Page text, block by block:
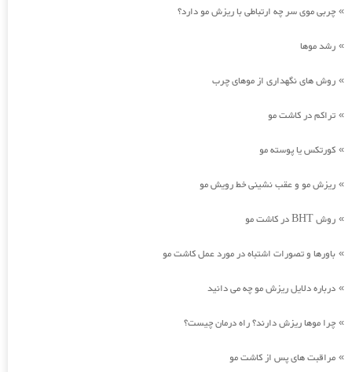
» چربی موی سر چه ارتباطی با ریزش مو دارد؟
» رشد موها
» روش های نگهداری از موهای چرب
» تراکم در کاشت مو
» کورتکس یا پوسته مو
» ریزش مو و عقب نشینی خط رویش مو
» روش BHT در کاشت مو
» باورها و تصورات اشتباه در مورد عمل کاشت مو
» درباره دلایل ریزش مو چه می دانید
» چرا موها ریزش دارند؟ راه درمان چیست؟
» مراقبت های پس از کاشت مو